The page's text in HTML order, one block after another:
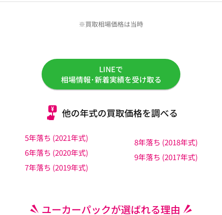
※買取相場価格は当時
LINEで
相場情報･新着実績を受け取る
他の年式の買取価格を調べる
5年落ち (2021年式)
6年落ち (2020年式)
7年落ち (2019年式)
8年落ち (2018年式)
9年落ち (2017年式)
ユーカーパックが選ばれる理由